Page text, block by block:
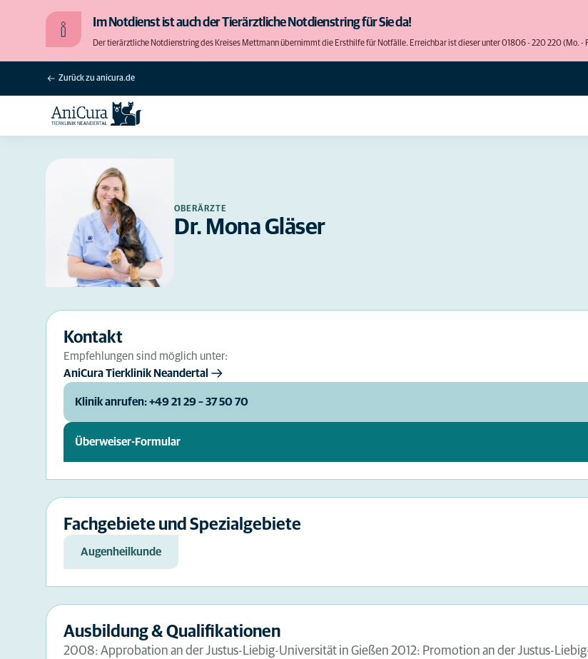
Im Notdienst ist auch der Tierärztliche Notdienstring für Sie da!
Der tierärztliche Notdienstring des Kreises Mettmann übernimmt die Ersthilfe für Notfälle. Erreichbar ist dieser unter 01806 - 220 220 (Mo. -
Zurück zu anicura.de
OBERÄRZTE
Dr. Mona Gläser
Kontakt
Empfehlungen sind möglich unter:
AniCura Tierklinik Neandertal
Klinik anrufen: +49 21 29 – 37 50 70
Überweiser-Formular
Fachgebiete und Spezialgebiete
Augenheilkunde
Ausbildung & Qualifikationen
2008: Approbation an der Justus-Liebig-Universität in Gießen 2012: Promotion an der Justus-